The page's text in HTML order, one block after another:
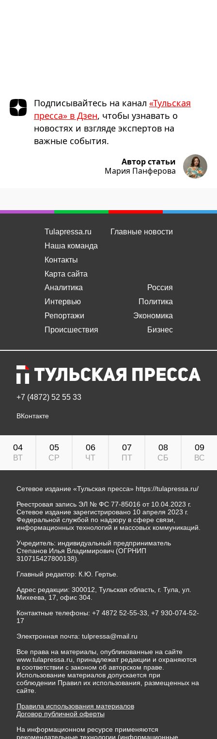
Подписывайтесь на канал «Тульская
пресса» в Дзен, чтобы узнавать о
новостях и взгляде экспертов на
важные события.
Автор статьи
Мария Панферова
Tulapressa.ru
Наша команда
Контакты
Карта сайта
Главные новости
Аналитика
Интервью
Репортажи
Происшествия
Россия
Политика
Экономика
Бизнес
+7 (4872) 52 55 33
ВКонтакте
04
ВТ
05
СР
06
ЧТ
07
ПТ
08
СБ
09
ВС
Сетевое издание «Тульская пресса» https://tulapressa.ru/
Реестровая запись ЭЛ № ФС 77-85016 от 10.04.2023 г.
Сетевое издание зарегистрировано 10 апреля 2023 г.
Федеральной службой по надзору в сфере связи,
информационных технологий и массовых коммуникаций.
Учредитель: индивидуальный предприниматель
Степанов Илья Владимирович (ОГРНИП
310715427800138).
Главный редактор: К.Ю. Гертье.
Адрес редакции: 300012, Тульская область, г. Тула, ул.
Михеева, 17, офис 304.
Контактные телефоны: +7 4872 52-55-33, +7 930-074-52-
17
Электронная почта: tulpressa@mail.ru
Все права на материалы, опубликованные на сайте
www.tulapressa.ru, принадлежат редакции и охраняются
в соответствии с законом об авторском праве.
Использование материалов допускается при
соблюдении Правил их использования, размещенных на
сайте.
Правила использования материалов
Договор публичной оферты
На информационном ресурсе применяются
рекомендательные технологии (информационные